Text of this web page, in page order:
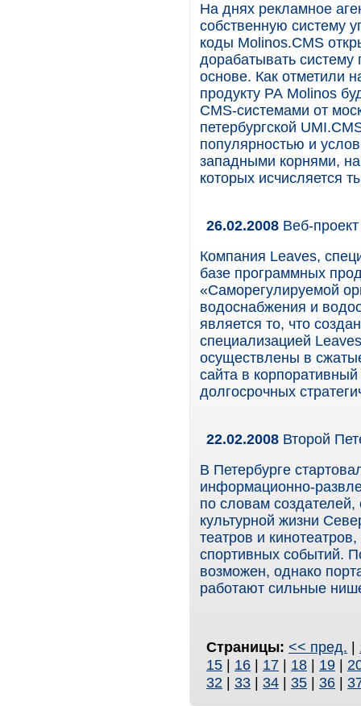
На днях рекламное
собственную систему
коды Molinos.CMS
дорабатывать
основе. Как отметили
продукту РА Molinos
CMS-системами от
петербургской
популярностью и
западными корнями,
которых исчисляется
26.02.2008 Веб-
Компания Leaves,
базе программных
«Саморегулируемой
водоснабжения и
является то, что
специализацией
осуществлены в
сайта в
долгосрочных
22.02.2008 Второй
В Петербурге
информационно-
по словам
культурной жизни
театров и
спортивных событий.
возможен, однако
работают сильные
Страницы: << пред. |
15 | 16 | 17 | 18 | 19 |
32 | 33 | 34 | 35 | 36 |